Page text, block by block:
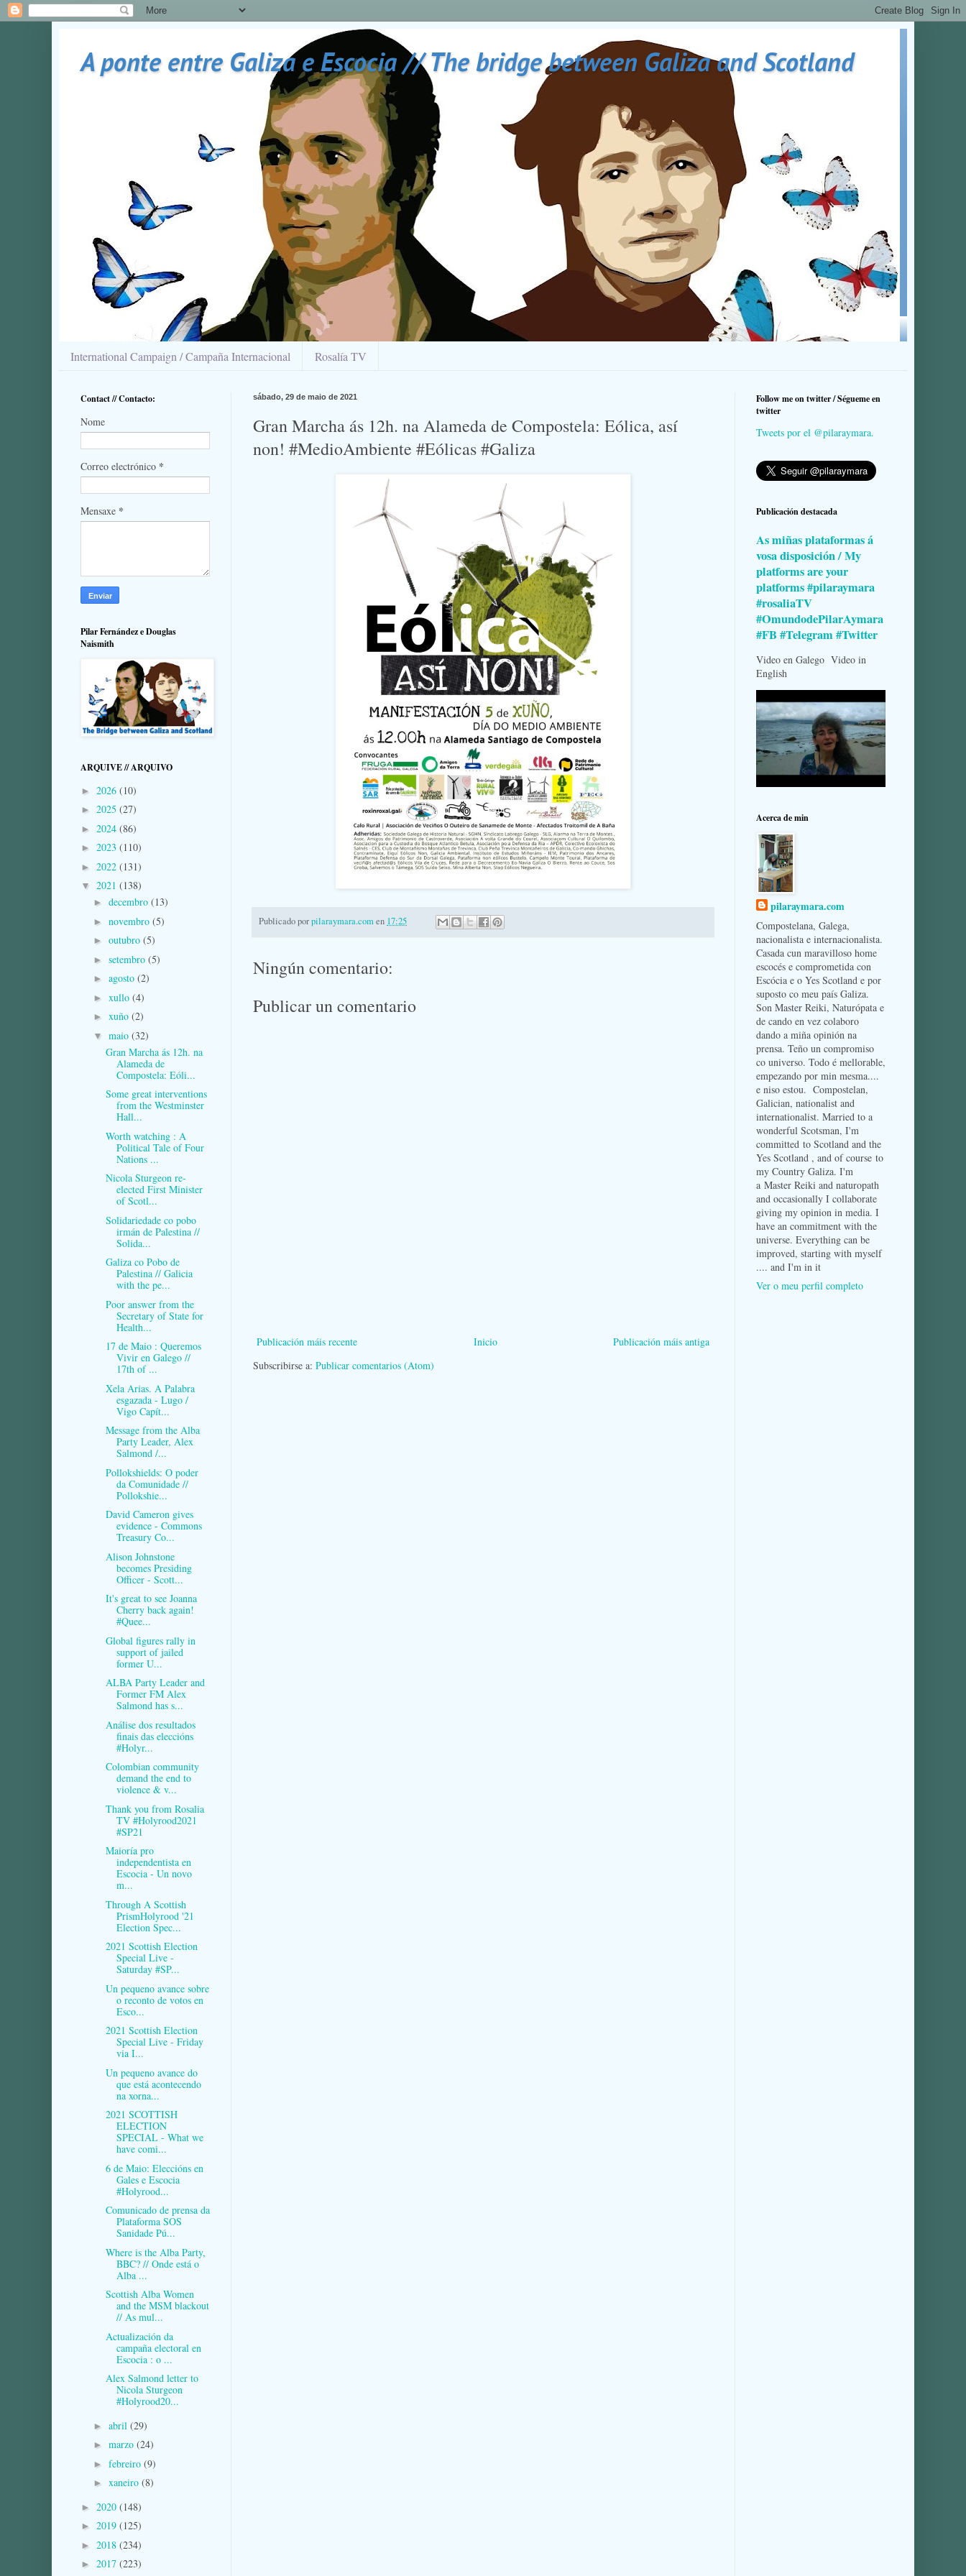
A ponte entre Galiza e Escocia // The bridge between Galiza and Scotland
International Campaign / Campaña Internacional Rosalía TV
sábado, 29 de maio de 2021
Gran Marcha ás 12h. na Alameda de Compostela: Eólica, así
non! #MedioAmbiente #Eólicas #Galiza
Publicado porpilaraymara.comen 17:25
Ningún comentario:
Publicar un comentario
Publicación máis recente Publicación máis antiga
Inicio
Subscribirse a: Publicar comentarios (Atom)
Contact // Contacto:
Nome
Correo electrónico *
Mensaxe *
Pilar Fernández e Douglas
Naismith
ARQUIVE // ARQUIVO
► 2026 (10)
► 2025 (27)
► 2024 (86)
► 2023 (110)
► 2022 (131)
▼ 2021 (138)
► decembro (13)
► novembro (5)
► outubro (5)
► setembro (5)
► agosto (2)
► xullo (4)
► xuño (2)
▼ maio (32)
Gran Marcha ás 12h. na
Alameda de
Compostela: Eóli...
Some great interventions
from the Westminster
Hall...
Worth watching : A
Political Tale of Four
Nations ...
Nicola Sturgeon re-
elected First Minister
of Scotl...
Solidariedade co pobo
irmán de Palestina //
Solida...
Galiza co Pobo de
Palestina // Galicia
with the pe...
Poor answer from the
Secretary of State for
Health...
17 de Maio : Queremos
Vivir en Galego //
17th of ...
Xela Arias. A Palabra
esgazada - Lugo /
Vigo Capít...
Message from the Alba
Party Leader, Alex
Salmond /...
Pollokshields: O poder
da Comunidade //
Pollokshie...
David Cameron gives
evidence - Commons
Treasury Co...
Alison Johnstone
becomes Presiding
Officer - Scott...
It's great to see Joanna
Cherry back again!
#Quee...
Global figures rally in
support of jailed
former U...
ALBA Party Leader and
Former FM Alex
Salmond has s...
Análise dos resultados
finais das eleccións
#Holyr...
Colombian community
demand the end to
violence & v...
Thank you from Rosalia
TV #Holyrood2021
#SP21
Maioría pro
independentista en
Escocia - Un novo
m...
Through A Scottish
PrismHolyrood '21
Election Spec...
2021 Scottish Election
Special Live -
Saturday #SP...
Un pequeno avance sobre
o reconto de votos en
Esco...
2021 Scottish Election
Special Live - Friday
via I...
Un pequeno avance do
que está acontecendo
na xorna...
2021 SCOTTISH
ELECTION
SPECIAL - What we
have comi...
6 de Maio: Eleccións en
Gales e Escocia
#Holyrood...
Comunicado de prensa da
Plataforma SOS
Sanidade Pú...
Where is the Alba Party,
BBC? // Onde está o
Alba ...
Scottish Alba Women
and the MSM blackout
// As mul...
Actualización da
campaña electoral en
Escocia : o ...
Alex Salmond letter to
Nicola Sturgeon
#Holyrood20...
► abril (29)
► marzo (24)
► febreiro (9)
► xaneiro (8)
► 2020 (148)
► 2019 (125)
► 2018 (234)
► 2017 (223)
Follow me on twitter / Ségueme en
twitter
Tweets por el @pilaraymara.
Publicación destacada
As miñas plataformas á
vosa disposición / My
platforms are your
platforms #pilaraymara
#rosaliaTV
#OmundodePilarAymara
#FB #Telegram #Twitter
Video en Galego Video in
English
Acerca de min
pilaraymara.com
Compostelana, Galega,
nacionalista e internacionalista.
Casada cun maravilloso home
escocés e comprometida con
Escócia e o Yes Scotland e por
suposto co meu país Galiza.
Son Master Reiki, Naturópata e
de cando en vez colaboro
dando a miña opinión na
prensa. Teño un compromiso
co universo. Todo é mellorable,
empezando por min mesma....
e niso estou. Compostelan,
Galician, nationalist and
internationalist. Married to a
wonderful Scotsman, I'm
committed to Scotland and the
Yes Scotland , and of course to
my Country Galiza. I'm
a Master Reiki and naturopath
and occasionally I collaborate
giving my opinion in media. I
have an commitment with the
universe. Everything can be
improved, starting with myself
.... and I'm in it
Ver o meu perfil completo